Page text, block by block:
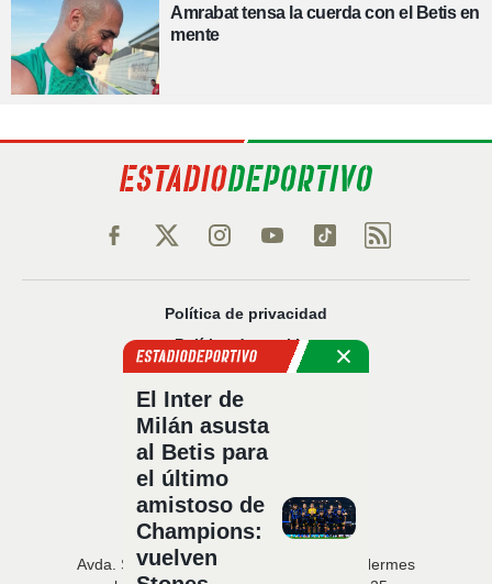
Amrabat tensa la cuerda con el Betis en
mente
Política de privacidad
Política de cookies
Política Comercial
Aviso legal
Configuración de privacidad
Sobre nosotros
Código Ético
Avda. San Francisco Javier, 22 · Edificio Hermes
El Inter de
Milán asusta
al Betis para
el último
amistoso de
Champions:
vuelven